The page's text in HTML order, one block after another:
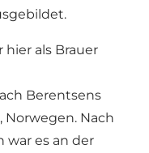
hier als Brauer
Berentsens
Nach
war es an der